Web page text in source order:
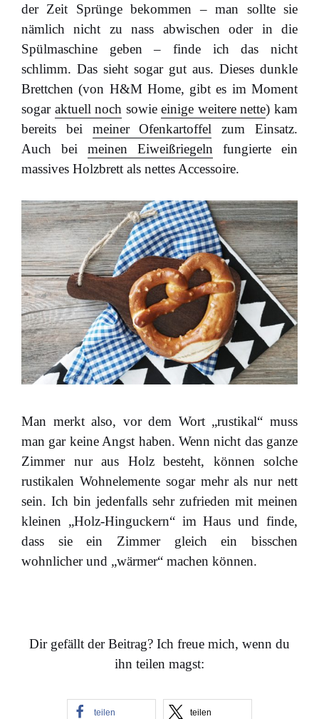
der Zeit Sprünge bekommen – man sollte sie
nämlich nicht zu nass abwischen oder in die
Spülmaschine geben – finde ich das nicht
schlimm. Das sieht sogar gut aus. Dieses dunkle
Brettchen (von H&M Home, gibt es im Moment
sogar aktuell noch sowieeinige weitere nette) kam
bereits bei meiner Ofenkartoffel zum Einsatz.
Auch bei meinen Eiweißriegeln fungierte ein
massives Holzbrett als nettes Accessoire.
Man merkt also, vor dem Wort „rustikal“ muss
man gar keine Angst haben. Wenn nicht das ganze
Zimmer nur aus Holz besteht, können solche
rustikalen Wohnelemente sogar mehr als nur nett
sein. Ich bin jedenfalls sehr zufrieden mit meinen
kleinen „Holz-Hinguckern“ im Haus und finde,
dass sie ein Zimmer gleich ein bisschen
wohnlicher und „wärmer“ machen können.
Dir gefällt der Beitrag? Ich freue mich, wenn du
ihn teilen magst:
teilen teilen